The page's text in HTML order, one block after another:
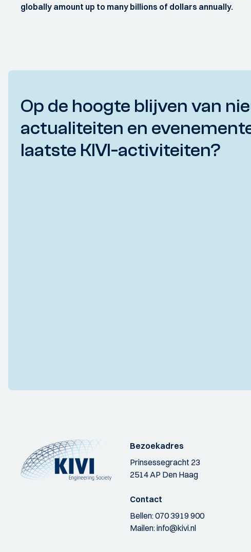
globally amount up to many billions of dollars annually.
Op de hoogte blijven van
actualiteiten en
laatste KIVI-activiteiten?
Bezoekadres
Prinsessegracht 23
2514 AP Den Haag
Contact
Bellen:070 3919 900
Mailen:info@kivi.nl